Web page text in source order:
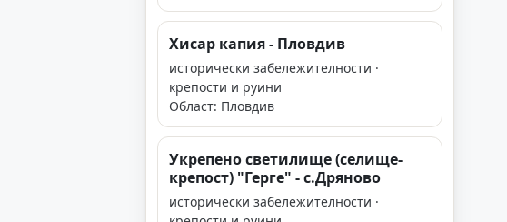
Хисар капия - Пловдив
исторически забележителности ·
крепости и руини
Област: Пловдив
Укрепено светилище (селище-
крепост) "Герге" - с.Дряново
исторически забележителности ·